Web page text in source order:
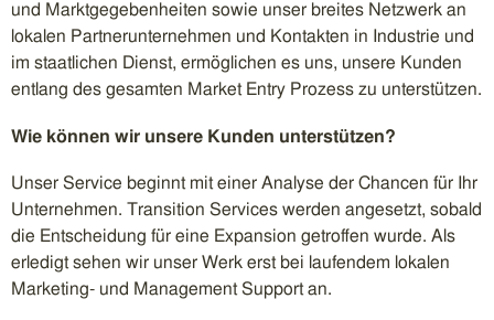
und Marktgegebenheiten sowie unser breites Netzwerk an
lokalen Partnerunternehmen und Kontakten in Industrie und
im staatlichen Dienst, ermöglichen es uns, unsere Kunden
entlang des gesamten Market Entry Prozess zu unterstützen.
Wie können wir unsere Kunden unterstützen?
Unser Service beginnt mit einer Analyse der Chancen für Ihr
Unternehmen. Transition Services werden angesetzt, sobald
die Entscheidung für eine Expansion getroffen wurde. Als
erledigt sehen wir unser Werk erst bei laufendem lokalen
Marketing- und Management Support an.